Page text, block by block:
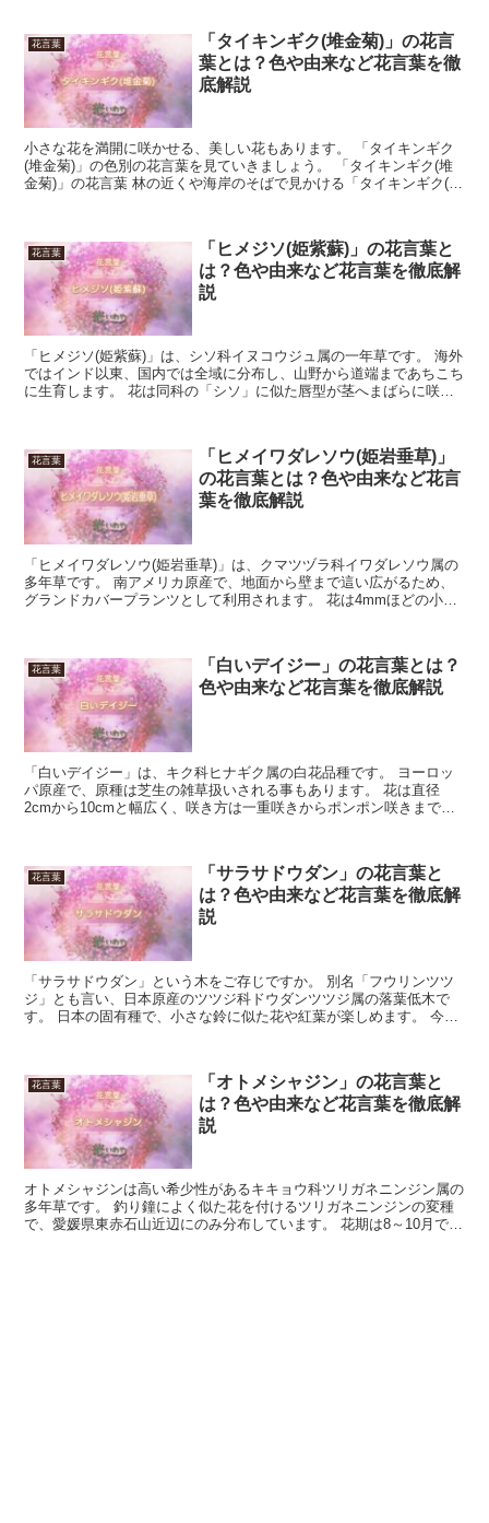
花言葉
「タイキンギク(堆金菊)」の花言
葉とは？色や由来など花言葉を徹
底解説
小さな花を満開に咲かせる、美しい花もあります。 「タイキンギク
(堆金菊)」の色別の花言葉を見ていきましょう。 「タイキンギク(堆
金菊)」の花言葉 林の近くや海岸のそばで見かける「タイキンギク(堆
花言葉
「ヒメジソ(姫紫蘇)」の花言葉と
は？色や由来など花言葉を徹底解
説
「ヒメジソ(姫紫蘇)」は、シソ科イヌコウジュ属の一年草です。 海外
ではインド以東、国内では全域に分布し、山野から道端まであちこち
に生育します。 花は同科の「シソ」に似た唇型が茎へまばらに咲
花言葉
「ヒメイワダレソウ(姫岩垂草)」
の花言葉とは？色や由来など花言
葉を徹底解説
「ヒメイワダレソウ(姫岩垂草)」は、クマツヅラ科イワダレソウ属の
多年草です。 南アメリカ原産で、地面から壁まで這い広がるため、
グランドカバープランツとして利用されます。 花は4mmほどの小花
花言葉
「白いデイジー」の花言葉とは？
色や由来など花言葉を徹底解説
「白いデイジー」は、キク科ヒナギク属の白花品種です。 ヨーロッ
パ原産で、原種は芝生の雑草扱いされる事もあります。 花は直径
2cmから10cmと幅広く、咲き方は一重咲きからポンポン咲きまで多
花言葉
「サラサドウダン」の花言葉と
は？色や由来など花言葉を徹底解
説
「サラサドウダン」という木をご存じですか。 別名「フウリンツツ
ジ」とも言い、日本原産のツツジ科ドウダンツツジ属の落葉低木で
す。 日本の固有種で、小さな鈴に似た花や紅葉が楽しめます。 今回
花言葉
「オトメシャジン」の花言葉と
は？色や由来など花言葉を徹底解
説
オトメシャジンは高い希少性があるキキョウ科ツリガネニンジン属の
多年草です。 釣り鐘によく似た花を付けるツリガネニンジンの変種
で、愛媛県東赤石山近辺にのみ分布しています。 花期は8～10月で、